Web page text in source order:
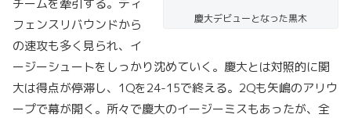
慶大デビューとなった黒木
チームを牽引する。ディ
フェンスリバウンドから
の速攻も多く見られ、イ
ージーシュートをしっかり沈めていく。慶大とは対照的に関
大は得点が停滞し、1Qを24-15で終える。2Qも矢嶋のアリウ
ープで幕が開く。所々で慶大のイージーミスもあったが、全